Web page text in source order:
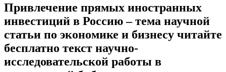
Привлечение прямых иностранных
инвестиций в Россию – тема научной
статьи по экономике и бизнесу читайте
бесплатно текст научно-
исследовательской работы в